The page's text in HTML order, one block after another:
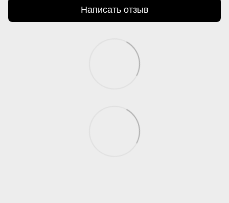
Написать отзыв